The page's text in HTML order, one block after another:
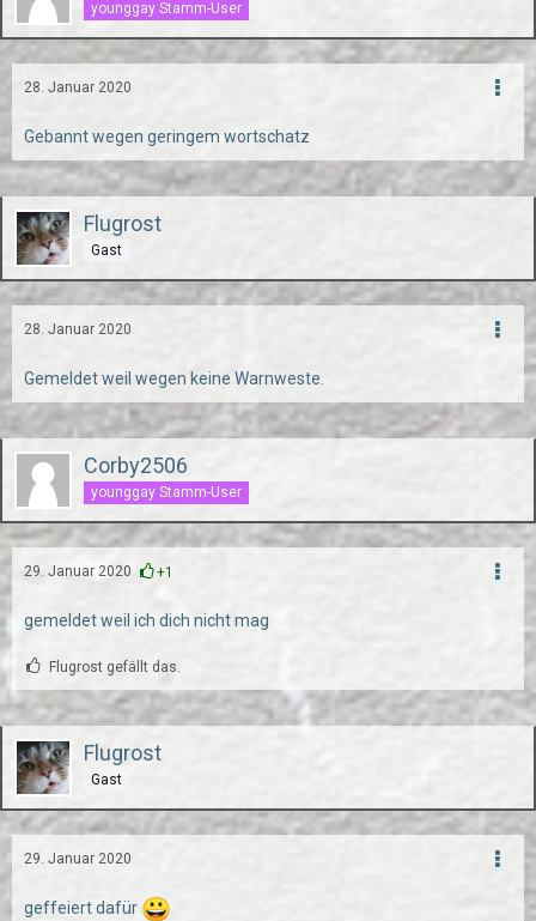
younggay Stamm-User
28. Januar 2020
Gebannt wegen geringem wortschatz
Flugrost
Gast
28. Januar 2020
Gemeldet weil wegen keine Warnweste.
Corby2506
younggay Stamm-User
29. Januar 2020 +1
gemeldet weil ich dich nicht mag
Flugrost gefällt das.
Flugrost
Gast
29. Januar 2020
geffeiert dafür